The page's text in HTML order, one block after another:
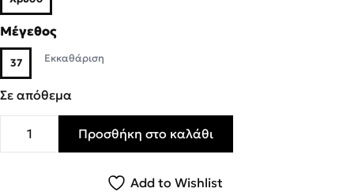
Μέγεθος
37 Εκκαθάριση
Σε απόθεμα
Envie shoes Oxford Γυναικεία Παπούτσια E42-05040
Προσθήκη στο καλάθι
Add to Wishlist